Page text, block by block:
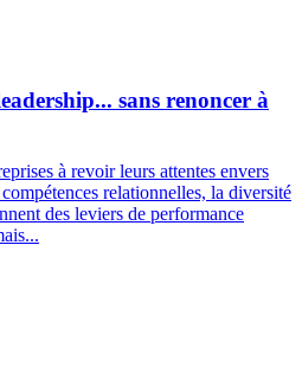
sans renoncer à
à revoir leurs attentes envers
relationnelles, la diversité
des leviers de performance